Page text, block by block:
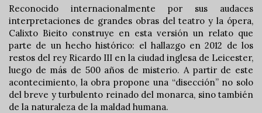
Reconocido internacionalmente por sus audaces
interpretaciones de grandes obras del teatro y la ópera,
Calixto Bieito construye en esta versión un relato que
parte de un hecho histórico: el hallazgo en 2012 de los
restos del rey Ricardo III en la ciudad inglesa de Leicester,
luego de más de 500 años de misterio. A partir de este
acontecimiento, la obra propone una “disección” no solo
del breve y turbulento reinado del monarca, sino también
de la naturaleza de la maldad humana.